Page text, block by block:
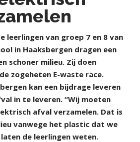
leerlingen van groep 7 en 8 van
in Haaksbergen dragen een
schoner milieu. Zij doen
zogeheten E-waste race.
kan een bijdrage leveren
in te leveren. “Wij moeten
afval verzamelen. Dat is
vanwege het plastic dat we
laten de leerlingen weten.